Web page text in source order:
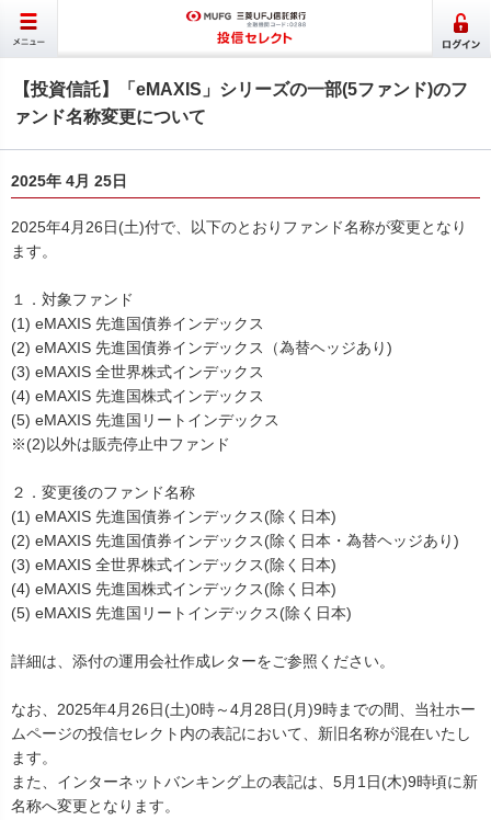
【投資信託】「eMAXIS」シリーズの一部(5ファンド)のフ
ァンド名称変更について
2025年 4月 25日
2025年4月26日(土)付で、以下のとおりファンド名称が変更となり
ます。
１．対象ファンド
(1) eMAXIS 先進国債券インデックス
(2) eMAXIS 先進国債券インデックス（為替ヘッジあり)
(3) eMAXIS 全世界株式インデックス
(4) eMAXIS 先進国株式インデックス
(5) eMAXIS 先進国リートインデックス
※(2)以外は販売停止中ファンド
２．変更後のファンド名称
(1) eMAXIS 先進国債券インデックス(除く日本)
(2) eMAXIS 先進国債券インデックス(除く日本・為替ヘッジあり)
(3) eMAXIS 全世界株式インデックス(除く日本)
(4) eMAXIS 先進国株式インデックス(除く日本)
(5) eMAXIS 先進国リートインデックス(除く日本)
詳細は、添付の運用会社作成レターをご参照ください。
なお、2025年4月26日(土)0時～4月28日(月)9時までの間、当社ホー
ムページの投信セレクト内の表記において、新旧名称が混在いたし
ます。
また、インターネットバンキング上の表記は、5月1日(木)9時頃に新
名称へ変更となります。